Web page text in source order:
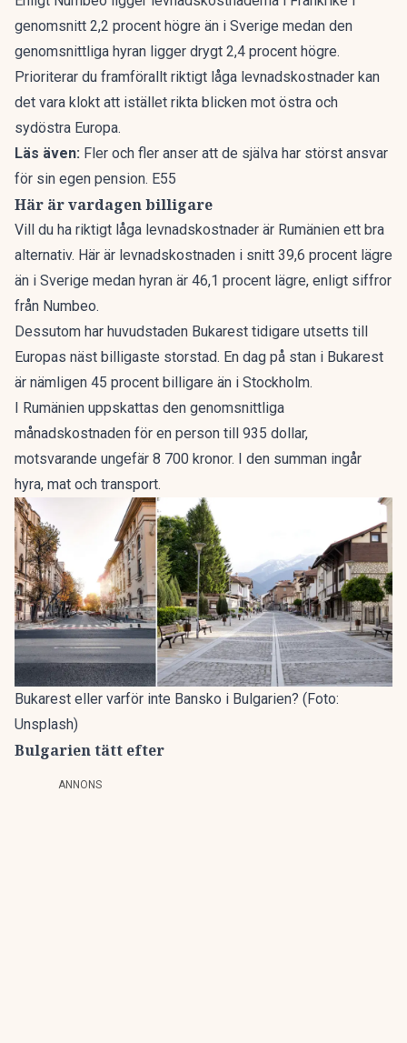
genomsnitt 2,2 procent högre än i Sverige medan den
genomsnittliga hyran ligger drygt 2,4 procent högre.
Prioriterar du framförallt riktigt låga levnadskostnader kan
det vara klokt att istället rikta blicken mot östra och
sydöstra Europa.
Läs även: Fler och fler anser att de själva har störst ansvar
för sin egen pension. E55
Här är vardagen billigare
Vill du ha riktigt låga levnadskostnader är Rumänien ett bra
alternativ. Här är levnadskostnaden i snitt 39,6 procent lägre
än i Sverige medan hyran är 46,1 procent lägre, enligt siffror
från Numbeo.
Dessutom har huvudstaden Bukarest tidigare utsetts till
Europas näst billigaste storstad. En dag på stan i Bukarest
är nämligen 45 procent billigare än i Stockholm.
I Rumänien uppskattas den genomsnittliga
månadskostnaden för en person till 935 dollar,
motsvarande ungefär 8 700 kronor. I den summan ingår
hyra, mat och transport.
Bukarest eller varför inte Bansko i Bulgarien? (Foto:
Unsplash)
Bulgarien tätt efter
ANNONS